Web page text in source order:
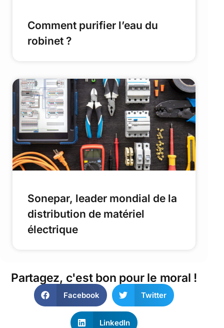
Comment purifier l’eau du
robinet ?
Sonepar, leader mondial de la
distribution de matériel
électrique
Partagez, c'est bon pour le moral !
Facebook Twitter
LinkedIn